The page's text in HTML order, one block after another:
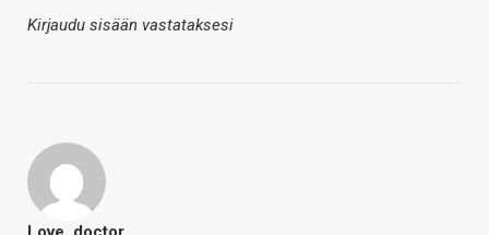
Kirjaudu sisään vastataksesi